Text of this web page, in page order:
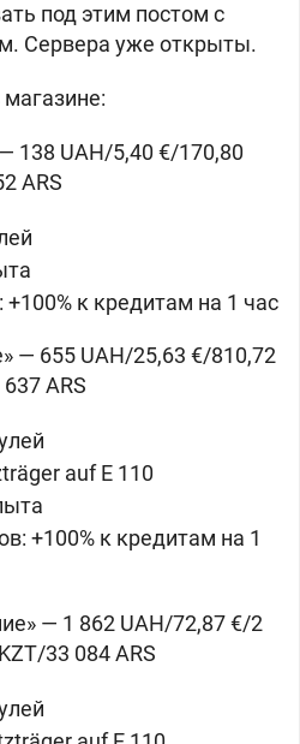
под этим постом с
Сервера уже открыты.
магазине:
138 UAH/5,40 €/170,80
ARS
к кредитам на 1 час
— 655 UAH/25,63 €/810,72
ARS
auf E 110
+100% к кредитам на 1
— 1 862 UAH/72,87 €/2
33 084 ARS